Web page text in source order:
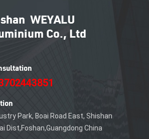
Park, Boai Road East, Shishan
Dist,Foshan,Guangdong China